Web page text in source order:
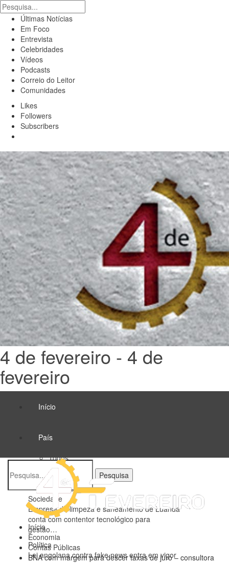
Últimas Notícias
Em Foco
Entrevista
Celebridades
Vídeos
Podcasts
Correio do Leitor
Comunidades
Likes
Followers
Subscribers
4 de fevereiro - 4 de
fevereiro
Início
País
Todos
Justiça
Política
Sociedade
Sociedade
Empresa de limpeza e saneamento de Luanda
conta com contentor tecnológico para
gestão…
Política
Lei angolana contra fake news entra em vigor
Início
Economia
Contas Públicas
BNA com margem para descer taxas de juro – consultora